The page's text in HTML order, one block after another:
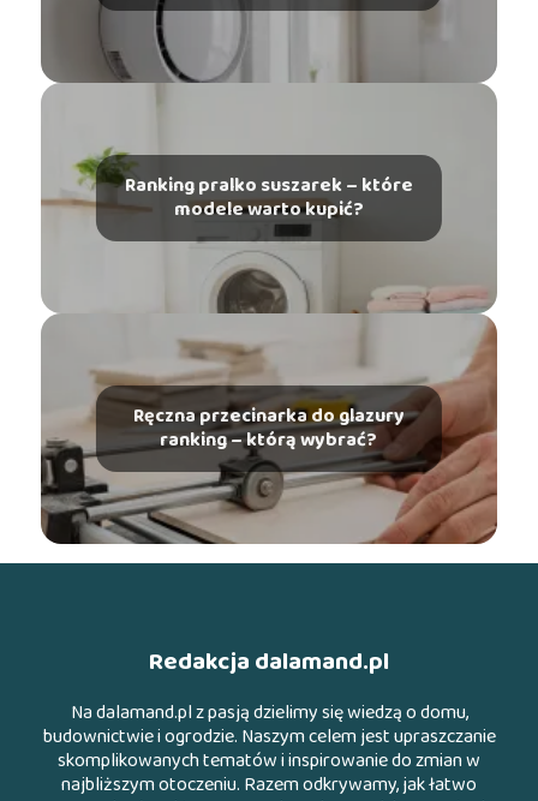
Ranking pralko suszarek – które
modele warto kupić?
Ręczna przecinarka do glazury
ranking – którą wybrać?
Redakcja dalamand.pl
Na dalamand.pl z pasją dzielimy się wiedzą o domu,
budownictwie i ogrodzie. Naszym celem jest upraszczanie
skomplikowanych tematów i inspirowanie do zmian w
najbliższym otoczeniu. Razem odkrywamy, jak łatwo